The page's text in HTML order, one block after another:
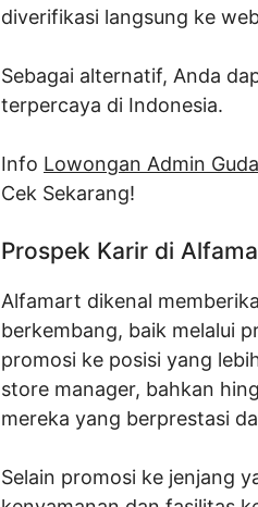
diverifikasi langsung ke
Sebagai alternatif, Anda
terpercaya di Indonesia.
Info Lowongan Admin
Cek Sekarang!
Prospek Karir di
Alfamart dikenal
berkembang, baik melalui
promosi ke posisi yang
store manager, bahkan
mereka yang berprestasi
Selain promosi ke jenjang